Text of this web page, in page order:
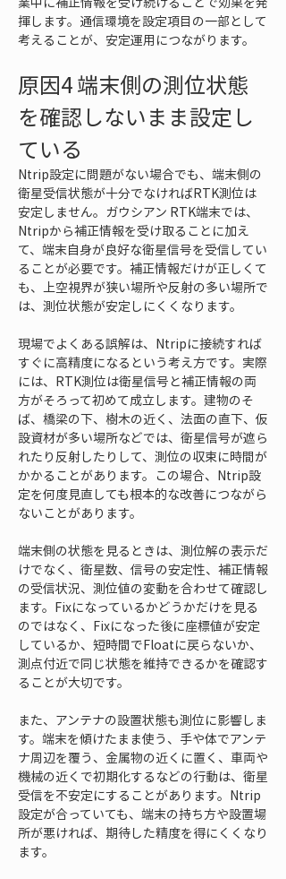
揮します。通信環境を設定項目の一部として
考えることが、安定運用につながります。
原因4 端末側の測位状態
を確認しないまま設定し
ている
Ntrip設定に問題がない場合でも、端末側の
衛星受信状態が十分でなければRTK測位は
安定しません。ガウシアン RTK端末では、
Ntripから補正情報を受け取ることに加え
て、端末自身が良好な衛星信号を受信してい
ることが必要です。補正情報だけが正しくて
も、上空視界が狭い場所や反射の多い場所で
は、測位状態が安定しにくくなります。
現場でよくある誤解は、Ntripに接続すれば
すぐに高精度になるという考え方です。実際
には、RTK測位は衛星信号と補正情報の両
方がそろって初めて成立します。建物のそ
ば、橋梁の下、樹木の近く、法面の直下、仮
設資材が多い場所などでは、衛星信号が遮ら
れたり反射したりして、測位の収束に時間が
かかることがあります。この場合、Ntrip設
定を何度見直しても根本的な改善につながら
ないことがあります。
端末側の状態を見るときは、測位解の表示だ
けでなく、衛星数、信号の安定性、補正情報
の受信状況、測位値の変動を合わせて確認し
ます。Fixになっているかどうかだけを見る
のではなく、Fixになった後に座標値が安定
しているか、短時間でFloatに戻らないか、
測点付近で同じ状態を維持できるかを確認す
ることが大切です。
また、アンテナの設置状態も測位に影響しま
す。端末を傾けたまま使う、手や体でアンテ
ナ周辺を覆う、金属物の近くに置く、車両や
機械の近くで初期化するなどの行動は、衛星
受信を不安定にすることがあります。Ntrip
設定が合っていても、端末の持ち方や設置場
所が悪ければ、期待した精度を得にくくなり
ます。